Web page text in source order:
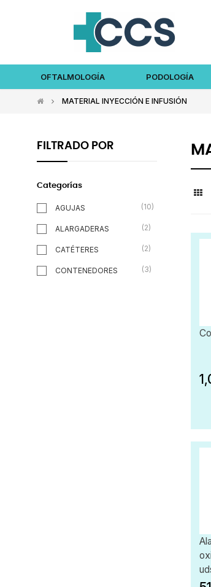
OFTALMOLOGÍA PODOLOGÍA
MATERIAL INYECCIÓN E INFUSIÓN
FILTRADO POR
Categorías
AGUJAS (10)
ALARGADERAS (2)
CATÉTERES (2)
CONTENEDORES (3)